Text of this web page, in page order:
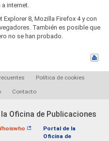
internet.
8, Mozilla Firefox 4 y con
También es posible que
no se han probado.
Política de cookies
Contacto
Oficina de Publicaciones
Portal de la
Oficina de